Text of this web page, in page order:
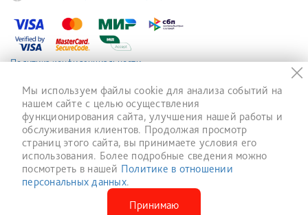
Политика конфиденциальности
Мы используем файлы cookie для анализа событий на
нашем сайте с целью осуществления
функционирования сайта, улучшения нашей работы и
обслуживания клиентов. Продолжая просмотр
страниц этого сайта, вы принимаете условия его
использования. Более подробные сведения можно
посмотреть в нашей Политике в отношении
персональных данных.
Принимаю